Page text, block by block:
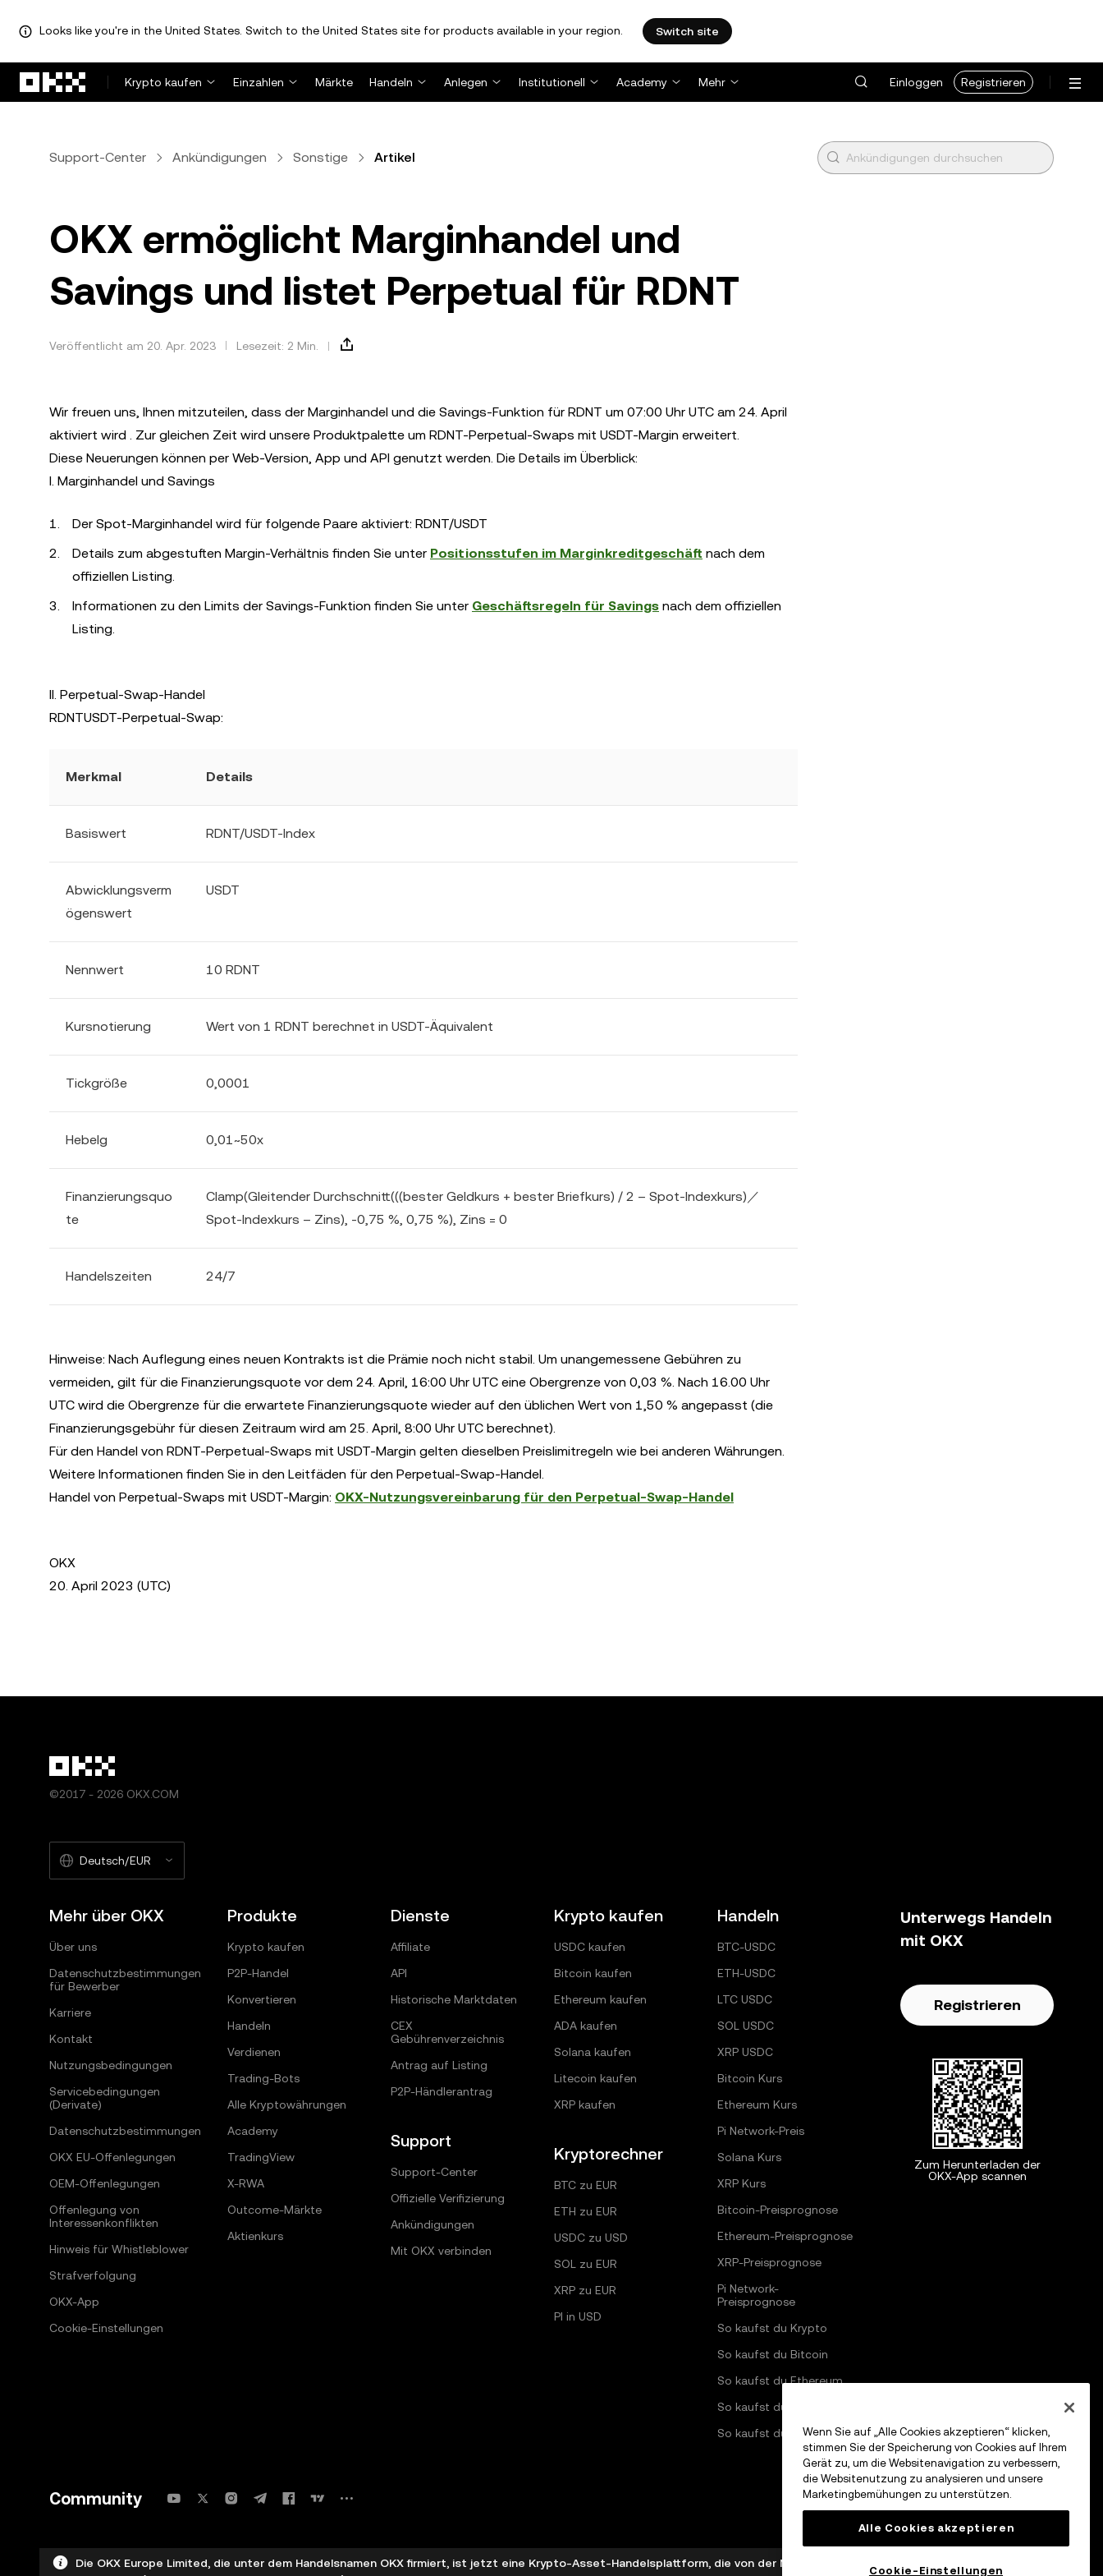
Looks like you're in the United States. Switch to the United States site for products available in your region. Switch site
Krypto kaufen
Einzahlen Märkte Handeln Anlegen Institutionell Academy Mehr Einloggen Registrieren
Support-Center Ankündigungen Sonstige Artikel
OKX ermöglicht Marginhandel und
Savings und listet Perpetual für RDNT
Veröffentlicht am 20. Apr. 2023 Lesezeit: 2 Min.
Wir freuen uns, Ihnen mitzuteilen, dass der Marginhandel und die Savings-Funktion für RDNT um 07:00 Uhr UTC am 24. April
aktiviert wird . Zur gleichen Zeit wird unsere Produktpalette um RDNT-Perpetual-Swaps mit USDT-Margin erweitert.
Diese Neuerungen können per Web-Version, App und API genutzt werden. Die Details im Überblick:
I. Marginhandel und Savings
Der Spot-Marginhandel wird für folgende Paare aktiviert: RDNT/USDT
Details zum abgestuften Margin-Verhältnis finden Sie unter Positionsstufen im Marginkreditgeschäft nach dem
offiziellen Listing.
Informationen zu den Limits der Savings-Funktion finden Sie unter Geschäftsregeln für Savings nach dem offiziellen
Listing.
II. Perpetual-Swap-Handel
RDNTUSDT-Perpetual-Swap:
Merkmal Details
Basiswert RDNT/USDT-Index
Abwicklungsverm
ögenswert
USDT
Nennwert 10 RDNT
Kursnotierung Wert von 1 RDNT berechnet in USDT-Äquivalent
Tickgröße 0,0001
Hebelg 0,01~50x
Finanzierungsquo
te
Clamp(Gleitender Durchschnitt(((bester Geldkurs + bester Briefkurs) / 2 – Spot-Indexkurs)／
Spot-Indexkurs – Zins), -0,75 %, 0,75 %), Zins = 0
Handelszeiten 24/7
Hinweise: Nach Auflegung eines neuen Kontrakts ist die Prämie noch nicht stabil. Um unangemessene Gebühren zu
vermeiden, gilt für die Finanzierungsquote vor dem 24. April, 16:00 Uhr UTC eine Obergrenze von 0,03 %. Nach 16.00 Uhr
UTC wird die Obergrenze für die erwartete Finanzierungsquote wieder auf den üblichen Wert von 1,50 % angepasst (die
Finanzierungsgebühr für diesen Zeitraum wird am 25. April, 8:00 Uhr UTC berechnet).
Für den Handel von RDNT-Perpetual-Swaps mit USDT-Margin gelten dieselben Preislimitregeln wie bei anderen Währungen.
Weitere Informationen finden Sie in den Leitfäden für den Perpetual-Swap-Handel.
Handel von Perpetual-Swaps mit USDT-Margin: OKX-Nutzungsvereinbarung für den Perpetual-Swap-Handel
OKX
20. April 2023 (UTC)
©2017 - 2026 OKX.COM
Deutsch/EUR
Mehr über OKX
Über uns
Datenschutzbestimmungen
für Bewerber
Karriere
Kontakt
Nutzungsbedingungen
Servicebedingungen
(Derivate)
Datenschutzbestimmungen
OKX EU-Offenlegungen
OEM-Offenlegungen
Offenlegung von
Interessenkonflikten
Hinweis für Whistleblower
Strafverfolgung
OKX-App
Cookie-Einstellungen
Produkte
Krypto kaufen
P2P-Handel
Konvertieren
Handeln
Verdienen
Trading-Bots
Alle Kryptowährungen
Academy
TradingView
X-RWA
Outcome-Märkte
Aktienkurs
Dienste
Affiliate
API
Historische Marktdaten
CEX
Gebührenverzeichnis
Antrag auf Listing
P2P-Händlerantrag
Support
Support-Center
Offizielle Verifizierung
Ankündigungen
Mit OKX verbinden
Krypto kaufen
USDC kaufen
Bitcoin kaufen
Ethereum kaufen
ADA kaufen
Solana kaufen
Litecoin kaufen
XRP kaufen
Kryptorechner
BTC zu EUR
ETH zu EUR
USDC zu USD
SOL zu EUR
XRP zu EUR
PI in USD
Handeln
BTC-USDC
ETH-USDC
LTC USDC
SOL USDC
XRP USDC
Bitcoin Kurs
Ethereum Kurs
Pi Network-Preis
Solana Kurs
XRP Kurs
Bitcoin-Preisprognose
Ethereum-Preisprognose
XRP-Preisprognose
Pi Network-
Preisprognose
So kaufst du Krypto
So kaufst du Bitcoin
So kaufst du Ethereum
So kaufst du Solana
So kaufst du Pi Network
Unterwegs Handeln
mit OKX
Registrieren
Zum Herunterladen der
OKX-App scannen
Community
Die OKX Europe Limited, die unter dem Handelsnamen OKX firmiert, ist jetzt eine Krypto-Asset-Handelsplattform, die von der MFSA gemäß Artikel 28 des Markets in Crypto-
Wenn Sie auf „Alle Cookies akzeptieren“ klicken,
stimmen Sie der Speicherung von Cookies auf Ihrem
Gerät zu, um die Websitenavigation zu verbessern,
die Websitenutzung zu analysieren und unsere
Marketingbemühungen zu unterstützen.
Alle Cookies akzeptieren
Cookie-Einstellungen